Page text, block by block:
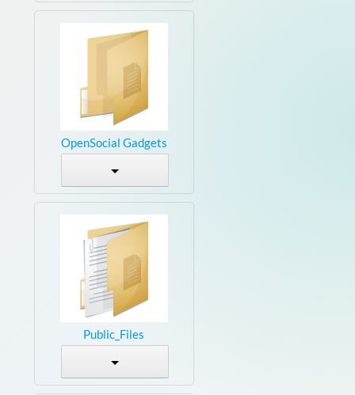
OpenSocial Gadgets
Public_Files